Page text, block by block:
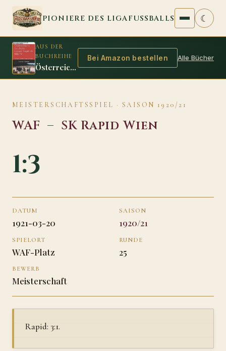
Zum Inhalt springen
PIONIERE DES LIGAFUSSBALLS ☾
AUS DER
BUCHREIHE
Österreichische Geschichte - Fussball Tagebuch 1918/19
Bei Amazon bestellen Alle Bücher
MEISTERSCHAFTSSPIEL · SAISON 1920/21
WAF – SK Rapid Wien
1:3
DATUM
1921-03-20
SAISON
1920/21
SPIELORT
WAF-Platz
RUNDE
25
BEWERB
Meisterschaft
Rapid: 3:1.